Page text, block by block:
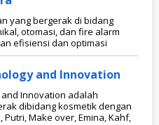
yang bergerak di bidang
otomasi, dan fire alarm
efisiensi dan optimasi
and Innovation
Innovation adalah
dibidang kosmetik dengan
Make over, Emina, Kahf,